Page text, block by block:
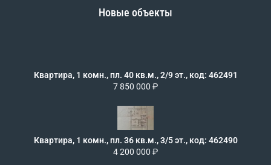
Новые объекты
Квартира, 1 комн., пл. 40 кв.м., 2/9 эт., код: 462491
7 850 000 ₽
Квартира, 1 комн., пл. 36 кв.м., 3/5 эт., код: 462490
4 200 000 ₽